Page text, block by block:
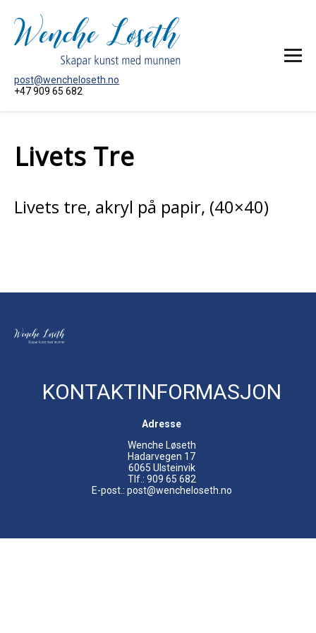
post@wencheloseth.no
+47 909 65 682
MÅLERI
OM KUNSTNAREN
Livets Tre
Livets tre, akryl på papir, (40×40)
KONTAKTINFORMASJON
Adresse
Wenche Løseth
Hadarvegen 17
6065 Ulsteinvik
Tlf.: 909 65 682
E-post.: post@wencheloseth.no